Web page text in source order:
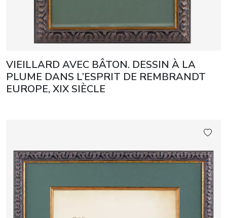
VIEILLARD AVEC BÂTON. DESSIN À LA
PLUME DANS L’ESPRIT DE REMBRANDT
EUROPE, XIX SIÈCLE